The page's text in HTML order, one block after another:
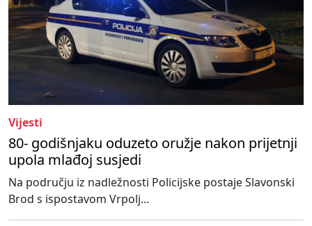
Vijesti
80- godišnjaku oduzeto oružje nakon prijetnji
upola mlađoj susjedi
Na području iz nadležnosti Policijske postaje Slavonski
Brod s ispostavom Vrpolj...